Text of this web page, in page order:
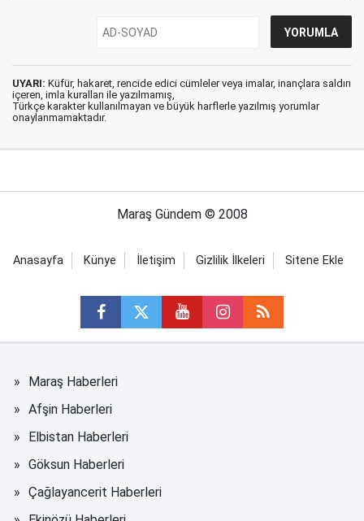
UYARI: Küfür, hakaret, rencide edici cümleler veya imalar, inançlara saldırı
içeren, imla kuralları ile yazılmamış,
Türkçe karakter kullanılmayan ve büyük harflerle yazılmış yorumlar
onaylanmamaktadır.
Maraş Gündem © 2008
Anasayfa Künye İletişim Gizlilik İlkeleri Sitene Ekle
Maraş Haberleri
Afşin Haberleri
Elbistan Haberleri
Göksun Haberleri
Çağlayancerit Haberleri